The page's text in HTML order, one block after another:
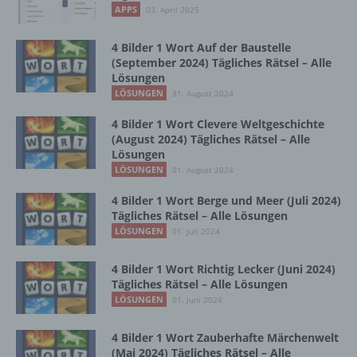
APPS 03. April 2025
4 Bilder 1 Wort Auf der Baustelle
(September 2024) Tägliches Rätsel – Alle
Lösungen
LÖSUNGEN 31. August 2024
4 Bilder 1 Wort Clevere Weltgeschichte
(August 2024) Tägliches Rätsel – Alle
Lösungen
LÖSUNGEN 01. August 2024
4 Bilder 1 Wort Berge und Meer (Juli 2024)
Tägliches Rätsel – Alle Lösungen
LÖSUNGEN 01. Juli 2024
4 Bilder 1 Wort Richtig Lecker (Juni 2024)
Tägliches Rätsel – Alle Lösungen
LÖSUNGEN 01. Juni 2024
4 Bilder 1 Wort Zauberhafte Märchenwelt
(Mai 2024) Tägliches Rätsel – Alle
b) betroffene Person
Betroffene Person ist jede identifizierte oder
identifizierbare natürliche Person, deren
personenbezogene Daten von dem für die
Verarbeitung Verantwortlichen verarbeitet
c) Verarbeitung
Verarbeitung ist jeder mit oder ohne Hilfe
automatisierter Verfahren ausgeführte
Vorgang oder jede solche Vorgangsreihe im
Zusammenhang mit personenbezogenen
Daten wie das Erheben, das Erfassen, die
Organisation, das Ordnen, die Speicherung,
die Anpassung oder Veränderung, das
Auslesen, das Abfragen, die Verwendung,
die Offenlegung durch Übermittlung,
Verbreitung oder eine andere Form der